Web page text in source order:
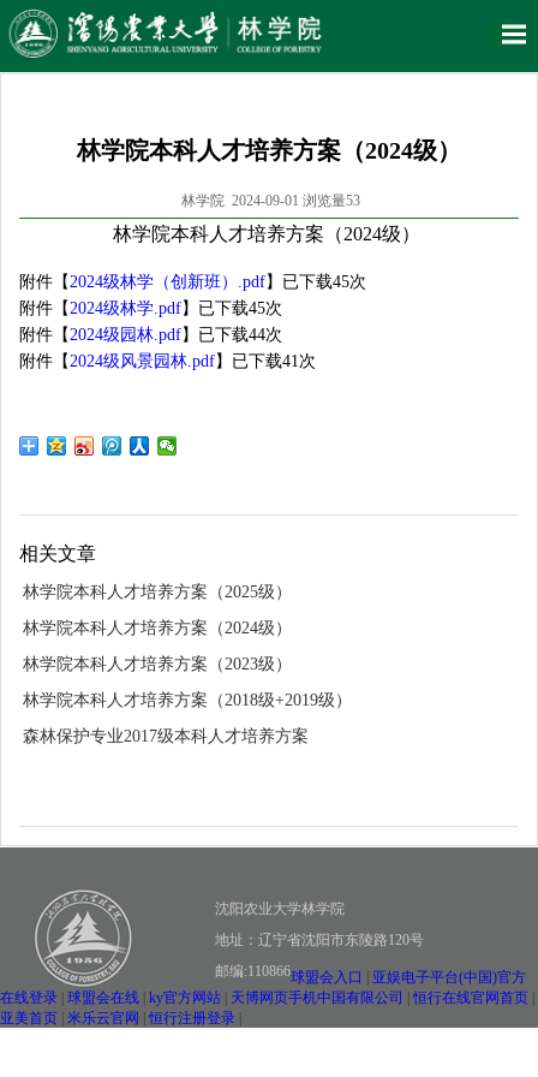
林学院本科人才培养方案（2024级）
林学院 2024-09-01 浏览量53
林学院本科人才培养方案（2024级）
附件【2024级林学（创新班）.pdf】已下载45次
附件【2024级林学.pdf】已下载45次
附件【2024级园林.pdf】已下载44次
附件【2024级风景园林.pdf】已下载41次
相关文章
林学院本科人才培养方案（2025级）
林学院本科人才培养方案（2024级）
林学院本科人才培养方案（2023级）
林学院本科人才培养方案（2018级+2019级）
森林保护专业2017级本科人才培养方案
沈阳农业大学林学院
地址：辽宁省沈阳市东陵路120号
邮编:110866球盟会入口
亚娱电子平台(中国)官方
在线登录 球盟会在线 ky官方网站 天博网页手机中国有限公司 恒行在线官网首页
亚美首页 米乐云官网 恒行注册登录